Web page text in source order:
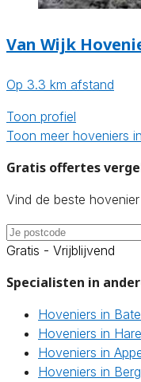
Van Wijk
Op 3.3 km afstand
Toon profiel
Toon meer hoveniers
Gratis offertes
Vind de beste
Gratis - Vrijblijvend
Specialisten in
Hoveniers in
Hoveniers in
Hoveniers in
Hoveniers in